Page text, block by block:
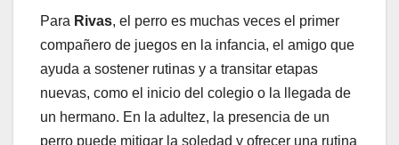
Para Rivas, el perro es muchas veces el primer
compañero de juegos en la infancia, el amigo que
ayuda a sostener rutinas y a transitar etapas
nuevas, como el inicio del colegio o la llegada de
un hermano. En la adultez, la presencia de un
perro puede mitigar la soledad y ofrecer una rutina